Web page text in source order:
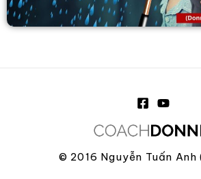
© 2016 Nguyễn Tuấn Anh